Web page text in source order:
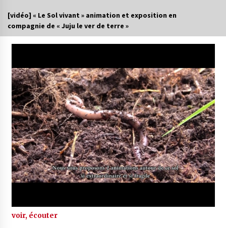
[vidéo] « Le Sol vivant » animation et exposition en
compagnie de « Juju le ver de terre »
voir, écouter